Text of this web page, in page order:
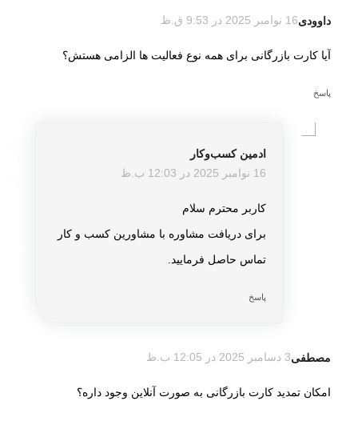
داوودی16 نوامبر 2025 در 9:53 ق.ظ
آیا کارت بازرگانی برای همه نوع فعالیت‌ ها الزامی هستش؟
پاسخ
ادمین کسب‌و‌کار
گفته:16 نوامبر 2025 در 12:03 ب.ظ
کاربر محترم سلام
برای دریافت مشاوره با مشاورین کسب و کار
تماس حاصل فرمایید.
پاسخ
مصطفی3 دسامبر 2025 در 12:05 ب.ظ
امکان تمدید کارت بازرگانی به صورت آنلاین وجود داره؟